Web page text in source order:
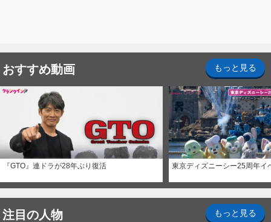
おすすめ動画 もっと見る
『GTO』連ドラが28年ぶり復活 東京ディズニーシー25周年イ
注目の人物 もっと見る